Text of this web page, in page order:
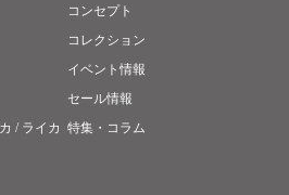
/ ライカ
コンセプト
コレクション
イベント情報
セール情報
特集・コラム